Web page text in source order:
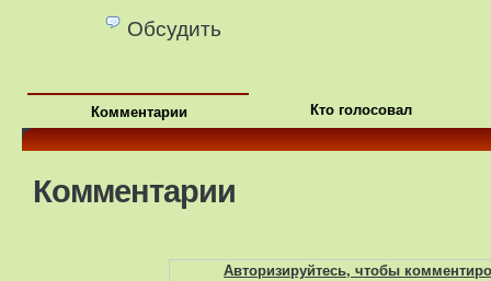
Обсудить
Комментарии Кто голосовал
Комментарии
Авторизируйтесь, чтобы